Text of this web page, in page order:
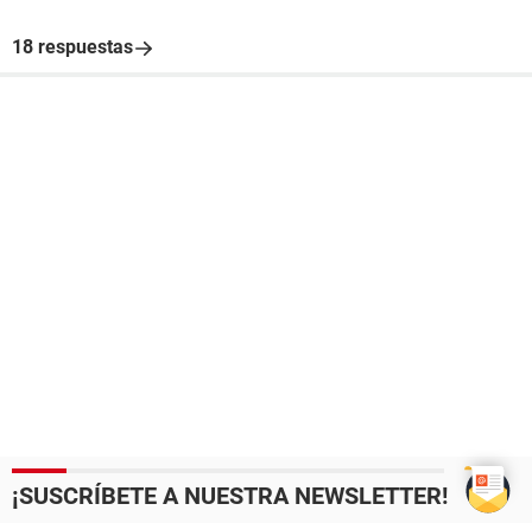
18 respuestas
¡SUSCRÍBETE A NUESTRA NEWSLETTER!